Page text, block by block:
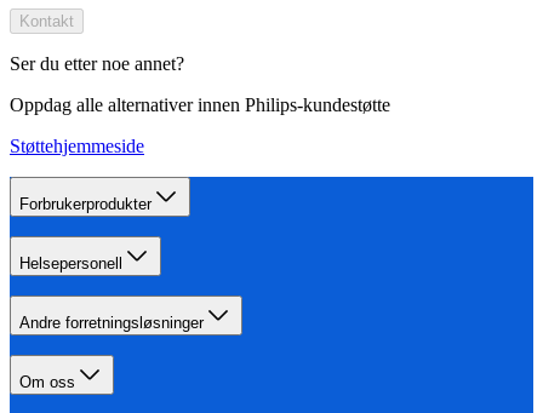
Kontakt
Ser du etter noe annet?
Oppdag alle alternativer innen Philips-kundestøtte
Støttehjemmeside
Forbrukerprodukter
Helsepersonell
Andre forretningsløsninger
Om oss